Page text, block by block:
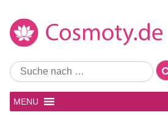
MENU